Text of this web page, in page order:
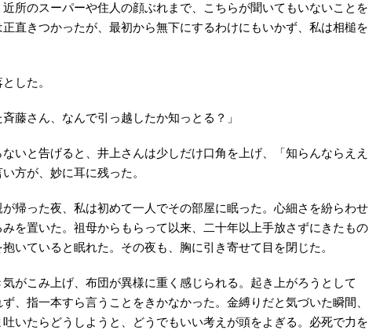
所のスーパーや住人の顔ぶれまで、こちらが聞いてもいないことを
直きつかったが、最初から無下にするわけにもいかず、私は相槌を
した。
藤さん、なんで引っ越したか知っとる？」
いと告げると、井上さんは少しだけ口角を上げ、「知らんならええ
方が、妙に耳に残った。
帰った夜、私は初めて一人でその部屋に眠った。心細さを紛らわせ
を置いた。祖母からもらって以来、二十年以上手放さずにきたもの
いていると眠れた。その夜も、胸に引き寄せて目を閉じた。
がこみ上げ、布団が異様に重く感じられる。起き上がろうとして
、指一本すら言うことをきかなかった。金縛りだと気づいた瞬間、
いたらどうしようと、どうでもいい考えが頭をよぎる。必死で力を